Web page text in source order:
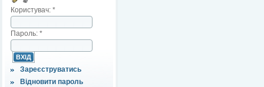
Користувач: *
Пароль: *
Зареєструватись
Відновити пароль